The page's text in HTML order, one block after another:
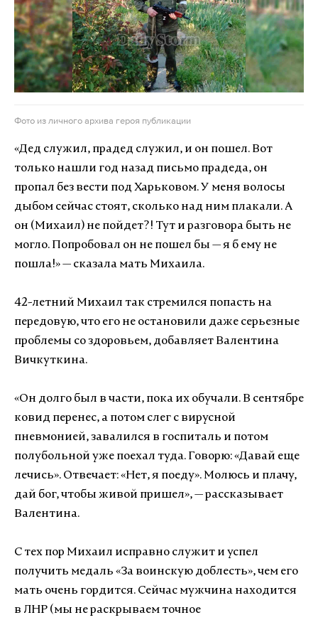
Фото из личного архива героя публикации
«Дед служил, прадед служил, и он пошел. Вот
только нашли год назад письмо прадеда, он
пропал без вести под Харьковом. У меня волосы
дыбом сейчас стоят, сколько над ним плакали. А
он (Михаил) не пойдет?! Тут и разговора быть не
могло. Попробовал он не пошел бы — я б ему не
пошла!» — сказала мать Михаила.
42-летний Михаил так стремился попасть на
передовую, что его не остановили даже серьезные
проблемы со здоровьем, добавляет Валентина
Вичкуткина.
«Он долго был в части, пока их обучали. В сентябре
ковид перенес, а потом слег с вирусной
пневмонией, завалился в госпиталь и потом
полубольной уже поехал туда. Говорю: «Давай еще
лечись». Отвечает: «Нет, я поеду». Молюсь и плачу,
дай бог, чтобы живой пришел», — рассказывает
Валентина.
С тех пор Михаил исправно служит и успел
получить медаль «За воинскую доблесть», чем его
мать очень гордится. Сейчас мужчина находится
в ЛНР (мы не раскрываем точное